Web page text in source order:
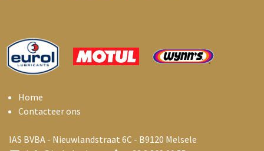
Home
Contacteer ons
IAS BVBA - Nieuwlandstraat 6C - B9120 Melsele